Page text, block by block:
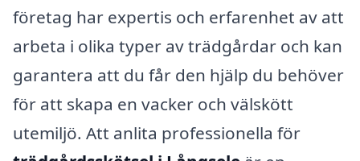
företag har expertis och erfarenhet av att
arbeta i olika typer av trädgårdar och kan
garantera att du får den hjälp du behöver
för att skapa en vacker och välskött
utemiljö. Att anlita professionella för